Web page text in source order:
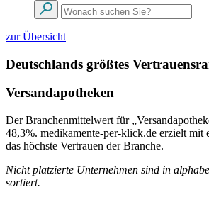
zur Übersicht
Deutschlands größtes
Versandapotheken
Der Branchenmittelwert für
48,3%. medikamente-per-klick.de erzielt mit
das höchste Vertrauen der Branche.
Nicht platzierte Unternehmen sind in
sortiert.